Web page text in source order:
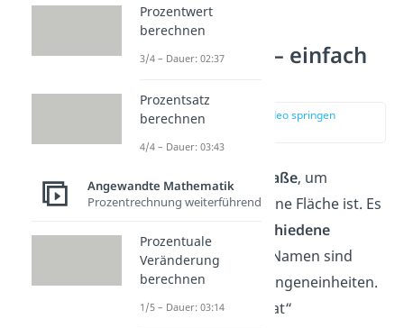
Flächenmaße — einfach
zur Stelle im Video springen
Du brauchst Flächenmaße, um
anzugeben, wie groß eine Fläche ist. Es
sieben verschiedene
Flächeneinheiten. Ihre Namen sind
dabei ähnlich zu den Längeneinheiten.
Es wird nur ein „Quadrat“
Prozentwert
berechnen
3/4 – Dauer: 02:37
Prozentsatz
berechnen
4/4 – Dauer: 03:43
Angewandte Mathematik
Prozentrechnung weiterführend
Prozentuale
Veränderung
berechnen
1/5 – Dauer: 03:14